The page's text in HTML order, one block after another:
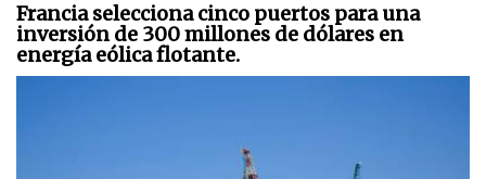
Francia selecciona cinco puertos para una
inversión de 300 millones de dólares en
energía eólica flotante.